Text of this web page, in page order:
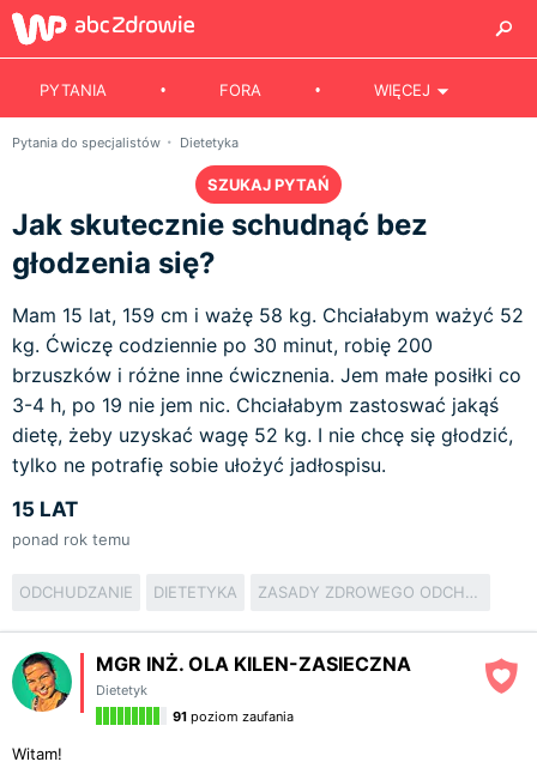
PYTANIA FORA WIĘCEJ
Pytania do specjalistów Dietetyka
SZUKAJ PYTAŃ
Jak skutecznie schudnąć bez
głodzenia się?
Mam 15 lat, 159 cm i ważę 58 kg. Chciałabym ważyć 52
kg. Ćwiczę codziennie po 30 minut, robię 200
brzuszków i różne inne ćwicznenia. Jem małe posiłki co
3-4 h, po 19 nie jem nic. Chciałabym zastoswać jakąś
dietę, żeby uzyskać wagę 52 kg. I nie chcę się głodzić,
tylko ne potrafię sobie ułożyć jadłospisu.
15 LAT
ponad rok temu
ODCHUDZANIE DIETETYKA ZASADY ZDROWEGO ODCHUDZANIA
MGR INŻ. OLA KILEN-ZASIECZNA
Dietetyk
91 poziom zaufania
Witam!